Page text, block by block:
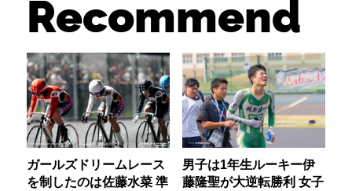
Recommend
ガールズドリームレース
を制したのは佐藤水菜 準
男子は1年生ルーキー伊
藤隆聖が大逆転勝利 女子